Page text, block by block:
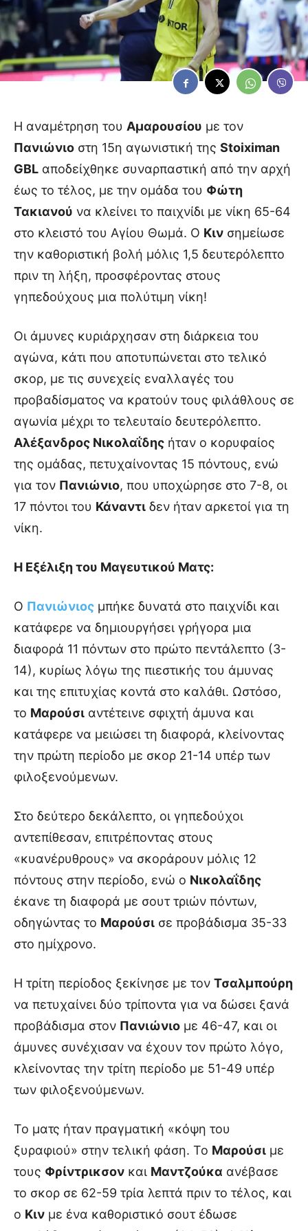
Η αναμέτρηση του Αμαρουσίου με τον
Πανιώνιο στη 15η αγωνιστική της Stoiximan
GBL αποδείχθηκε συναρπαστική από την αρχή
έως το τέλος, με την ομάδα του Φώτη
Τακιανού να κλείνει το παιχνίδι με νίκη 65-64
στο κλειστό του Αγίου Θωμά. Ο Κιν σημείωσε
την καθοριστική βολή μόλις 1,5 δευτερόλεπτο
πριν τη λήξη, προσφέροντας στους
γηπεδούχους μια πολύτιμη νίκη!
Οι άμυνες κυριάρχησαν στη διάρκεια του
αγώνα, κάτι που αποτυπώνεται στο τελικό
σκορ, με τις συνεχείς εναλλαγές του
προβαδίσματος να κρατούν τους φιλάθλους σε
αγωνία μέχρι το τελευταίο δευτερόλεπτο.
Αλέξανδρος Νικολαΐδης ήταν ο κορυφαίος
της ομάδας, πετυχαίνοντας 15 πόντους, ενώ
για τον Πανιώνιο, που υποχώρησε στο 7-8, οι
17 πόντοι του Κάναντι δεν ήταν αρκετοί για τη
νίκη.
Η Εξέλιξη του Μαγευτικού Ματς:
Ο Πανιώνιος μπήκε δυνατά στο παιχνίδι και
κατάφερε να δημιουργήσει γρήγορα μια
διαφορά 11 πόντων στο πρώτο πεντάλεπτο (3-
14), κυρίως λόγω της πιεστικής του άμυνας
και της επιτυχίας κοντά στο καλάθι. Ωστόσο,
το Μαρούσι αντέτεινε σφιχτή άμυνα και
κατάφερε να μειώσει τη διαφορά, κλείνοντας
την πρώτη περίοδο με σκορ 21-14 υπέρ των
φιλοξενούμενων.
Στο δεύτερο δεκάλεπτο, οι γηπεδούχοι
αντεπίθεσαν, επιτρέποντας στους
«κυανέρυθρους» να σκοράρουν μόλις 12
πόντους στην περίοδο, ενώ ο Νικολαΐδης
έκανε τη διαφορά με σουτ τριών πόντων,
οδηγώντας το Μαρούσι σε προβάδισμα 35-33
στο ημίχρονο.
Η τρίτη περίοδος ξεκίνησε με τον Τσαλμπούρη
να πετυχαίνει δύο τρίποντα για να δώσει ξανά
προβάδισμα στον Πανιώνιο με 46-47, και οι
άμυνες συνέχισαν να έχουν τον πρώτο λόγο,
κλείνοντας την τρίτη περίοδο με 51-49 υπέρ
των φιλοξενούμενων.
Το ματς ήταν πραγματική «κόψη του
ξυραφιού» στην τελική φάση. Το Μαρούσι με
τους Φρίντρικσον και Μαντζούκα ανέβασε
το σκορ σε 62-59 τρία λεπτά πριν το τέλος, και
ο Κιν με ένα καθοριστικό σουτ έδωσε